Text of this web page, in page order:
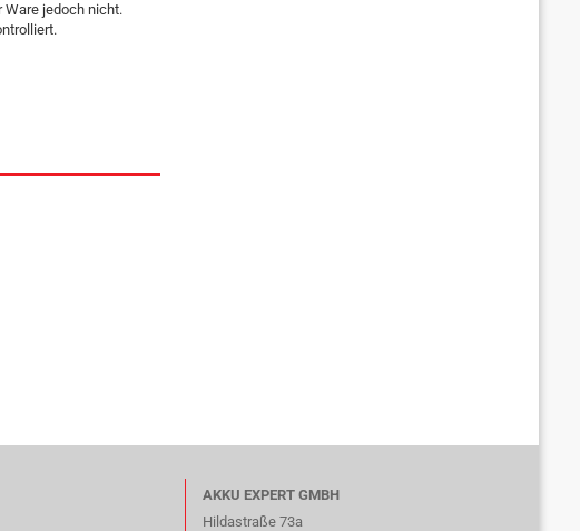
Ware jedoch nicht.
AKKU EXPERT GMBH
Hildastraße 73a